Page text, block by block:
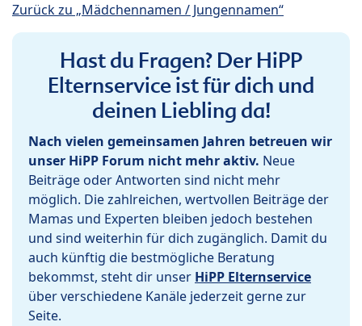
Zurück zu „Mädchennamen / Jungennamen“
Hast du Fragen? Der HiPP
Elternservice ist für dich und
deinen Liebling da!
Nach vielen gemeinsamen Jahren betreuen wir
unser HiPP Forum nicht mehr aktiv. Neue
Beiträge oder Antworten sind nicht mehr
möglich. Die zahlreichen, wertvollen Beiträge der
Mamas und Experten bleiben jedoch bestehen
und sind weiterhin für dich zugänglich. Damit du
auch künftig die bestmögliche Beratung
bekommst, steht dir unser HiPP Elternservice
über verschiedene Kanäle jederzeit gerne zur
Seite.